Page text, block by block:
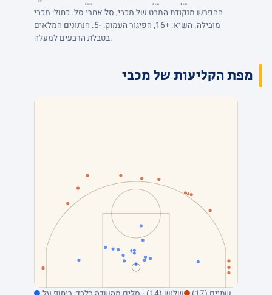
רבע 2 רבע 3 רבע 4
ההפרש מנקודת המבט של מכבי, סל אחרי סל. כחול: מכבי
מובילה. השיא: +16, הפיגור העמוק: -5. הנתונים המלאים
בטבלת הרבעים למעלה.
מפת הקליעות של מכבי